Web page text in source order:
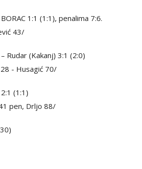
1:1 (1:1), penalima 7:6.
43/
Rudar (Kakanj) 3:1 (2:0)
- Husagić 70/
(1:1)
pen, Drljo 88/